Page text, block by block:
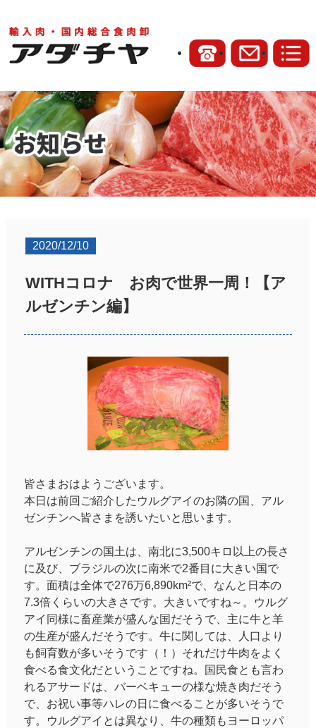
2020/12/10
WITHコロナ お肉で世界一周！【ア
ルゼンチン編】
皆さまおはようございます。
本日は前回ご紹介したウルグアイのお隣の国、アル
ゼンチンへ皆さまを誘いたいと思います。
アルゼンチンの国土は、南北に3,500キロ以上の長さ
に及び、ブラジルの次に南米で2番目に大きい国で
す。面積は全体で276万6,890km²で、なんと日本の
7.3倍くらいの大きさです。大きいですね～。ウルグ
アイ同様に畜産業が盛んな国だそうで、主に牛と羊
の生産が盛んだそうです。牛に関しては、人口より
も飼育数が多いそうです（！）それだけ牛肉をよく
食べる食文化だということですね。国民食とも言わ
れるアサードは、バーベキューの様な焼き肉だそう
で、お祝い事等ハレの日に食べることが多いそうで
す。ウルグアイとは異なり、牛の種類もヨーロッパ